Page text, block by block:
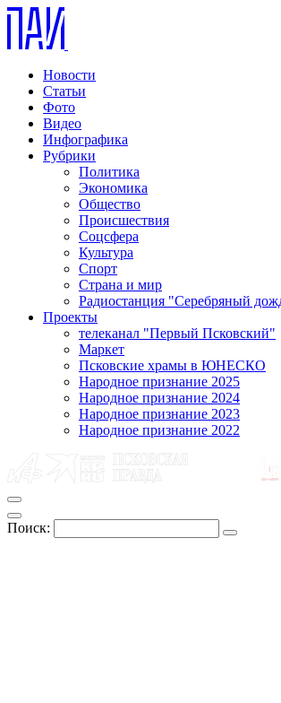
Новости
Статьи
Фото
Видео
Инфографика
Рубрики
Политика
Экономика
Общество
Происшествия
Соцсфера
Культура
Спорт
Страна и мир
Радиостанция "Серебряный
Проекты
телеканал "Первый Псковский"
Маркет
Псковские храмы в ЮНЕСКО
Народное признание 2025
Народное признание 2024
Народное признание 2023
Народное признание 2022
Поиск: